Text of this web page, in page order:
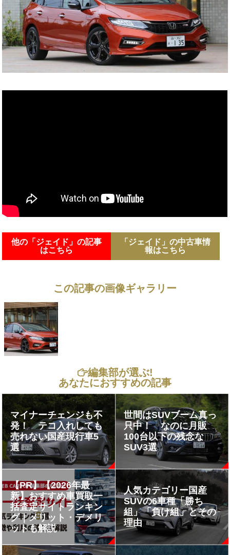
他の「ジェイド」の記事
はこちら
「ジェイド」の中古車情
報はこちら
この記事の画像ギャラリー
編集部が選ぶ!
あなたにおすすめの記事
マイナーチェンジも不
発！ テコ入れしても
売れない国産現行車5
選
世間はSUVブーム真っ
只中！ なのに月販
100台以下の残念な
SUV3選
【PR】【2026年最
新】おすすめ車買取一
括査定サイトランキン
グ｜メリット・デメリ
ットも解説
人気カテゴリー国産
SUVの6車種「勝ち
組」「負け組」とその
理由